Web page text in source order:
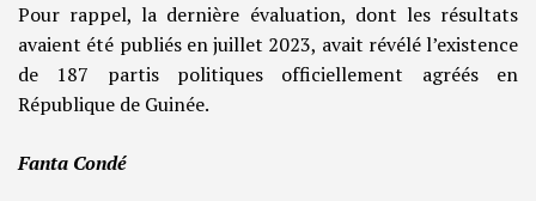
Pour rappel, la dernière évaluation, dont les résultats
avaient été publiés en juillet 2023, avait révélé l’existence
de 187 partis politiques officiellement agréés en
République de Guinée.
Fanta Condé